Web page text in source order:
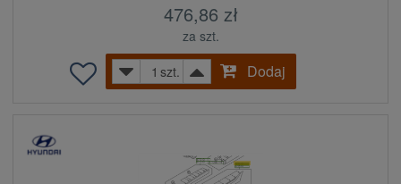
476,86 zł
za szt.
szt.
Dodaj